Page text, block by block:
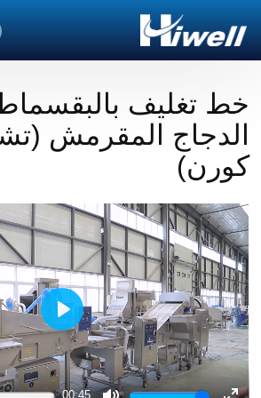
خط تغليف
الدجاج المقرمش
كورن)
00:45
Play